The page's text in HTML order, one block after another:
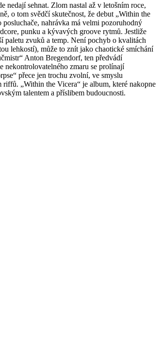
sehnat. Zlom nastal až v letošním roce,
o tom svědčí skutečnost, že debut „Within the
nahrávka má velmi pozoruhodný
punku a kývavých groove rytmů. Jestliže
paletu zvuků a temp. Není pochyb o kvalitách
lehkostí), může to znít jako chaotické smíchání
Anton Bregendorf, ten předvádí
nekontrolovatelného zmaru se prolínají
přece jen trochu zvolní, ve smyslu
„Within the Vicera“ je album, které nakopne
talentem a příslibem budoucnosti.